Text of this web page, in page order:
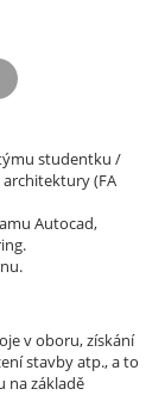
studentku /
architektury (FA
Autocad,
v oboru, získání
stavby atp., a to
na základě